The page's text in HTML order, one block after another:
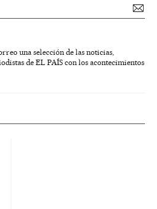
una selección de las noticias,
de EL PAÍS con los acontecimientos